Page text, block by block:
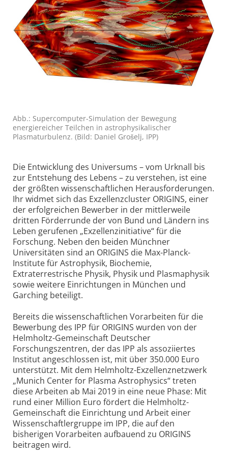
Abb.: Supercomputer-Simulation der Bewegung
energiereicher Teilchen in astrophysikalischer
Plasmaturbulenz. (Bild: Daniel Grošelj, IPP)
Die Entwicklung des Universums – vom Urknall bis
zur Entstehung des Lebens – zu verstehen, ist eine
der größten wissenschaftlichen Herausforderungen.
Ihr widmet sich das Exzellenzcluster ORIGINS, einer
der erfolgreichen Bewerber in der mittlerweile
dritten Förderrunde der von Bund und Ländern ins
Leben gerufenen „Exzellenzinitiative“ für die
Forschung. Neben den beiden Münchner
Universitäten sind an ORIGINS die Max-Planck-
Institute für Astrophysik, Biochemie,
Extraterrestrische Physik, Physik und Plasmaphysik
sowie weitere Einrichtungen in München und
Garching beteiligt.
Bereits die wissenschaftlichen Vorarbeiten für die
Bewerbung des IPP für ORIGINS wurden von der
Helmholtz-Gemeinschaft Deutscher
Forschungszentren, der das IPP als assoziiertes
Institut angeschlossen ist, mit über 350.000 Euro
unterstützt. Mit dem Helmholtz-Exzellenznetzwerk
„Munich Center for Plasma Astrophysics“ treten
diese Arbeiten ab Mai 2019 in eine neue Phase: Mit
rund einer Million Euro fördert die Helmholtz-
Gemeinschaft die Einrichtung und Arbeit einer
Wissenschaftlergruppe im IPP, die auf den
bisherigen Vorarbeiten aufbauend zu ORIGINS
beitragen wird.